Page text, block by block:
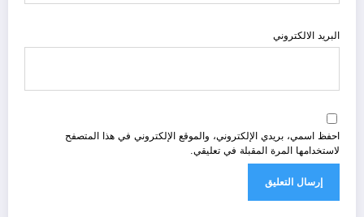
البريد الالكتروني
احفظ اسمي، بريدي الإلكتروني، والموقع الإلكتروني في هذا المتصفح
لاستخدامها المرة المقبلة في تعليقي.